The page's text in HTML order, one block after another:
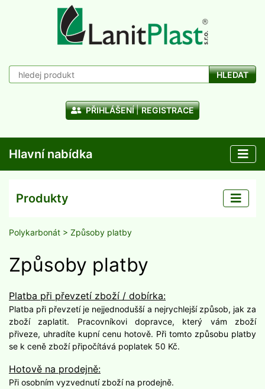
HLEDAT
PŘIHLÁŠENÍ REGISTRACE
Hlavní nabídka
Produkty
Polykarbonát > Způsoby platby
Způsoby platby
Platba při převzetí zboží / dobírka:
Platba při převzetí je nejjednodušší a nejrychlejší způsob, jak za
zboží zaplatit. Pracovníkovi dopravce, který vám zboží
přiveze, uhradíte kupní cenu hotově. Při tomto způsobu platby
se k ceně zboží připočítává poplatek 50 Kč.
Hotově na prodejně:
Při osobním vyzvednutí zboží na prodejně.